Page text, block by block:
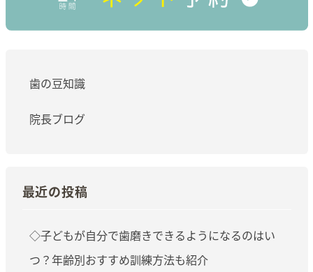
歯の豆知識
院長ブログ
最近の投稿
◇子どもが自分で歯磨きできるようになるのはい
つ？年齢別おすすめ訓練方法も紹介